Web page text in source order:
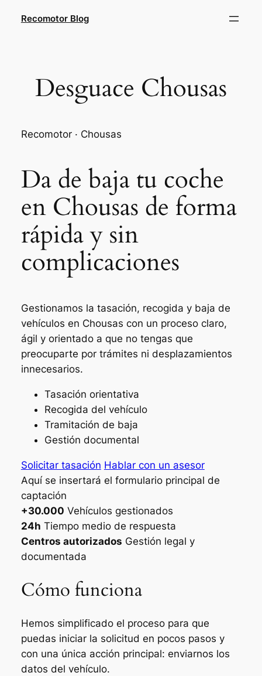
Recomotor Blog
Desguace Chousas
Recomotor · Chousas
Da de baja tu coche
en Chousas de forma
rápida y sin
complicaciones
Gestionamos la tasación, recogida y baja de
vehículos en Chousas con un proceso claro,
ágil y orientado a que no tengas que
preocuparte por trámites ni desplazamientos
innecesarios.
Tasación orientativa
Recogida del vehículo
Tramitación de baja
Gestión documental
Solicitar tasación Hablar con un asesor
Aquí se insertará el formulario principal de
captación
+30.000 Vehículos gestionados
24h Tiempo medio de respuesta
Centros autorizados Gestión legal y
documentada
Cómo funciona
Hemos simplificado el proceso para que
puedas iniciar la solicitud en pocos pasos y
con una única acción principal: enviarnos los
datos del vehículo.